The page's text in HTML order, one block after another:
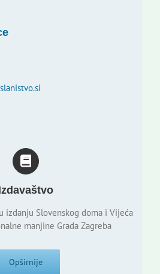
izdanju Slovenskog doma i Vijeća
manjine Grada Zagreba
Opširnije